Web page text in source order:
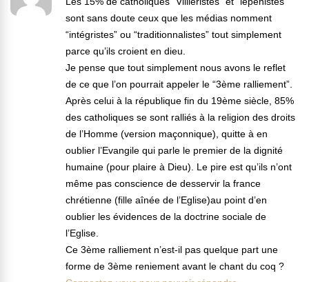
sont sans doute ceux que les médias nomment
“intégristes” ou “traditionnalistes” tout simplement
parce qu’ils croient en dieu.
Je pense que tout simplement nous avons le reflet
de ce que l’on pourrait appeler le “3ème ralliement”.
Après celui à la république fin du 19ème siècle, 85%
des catholiques se sont ralliés à la religion des droits
de l’Homme (version maçonnique), quitte à en
oublier l’Evangile qui parle le premier de la dignité
humaine (pour plaire à Dieu). Le pire est qu’ils n’ont
même pas conscience de desservir la france
chrétienne (fille aînée de l’Eglise)au point d’en
oublier les évidences de la doctrine sociale de
l’Eglise.
Ce 3ème ralliement n’est-il pas quelque part une
forme de 3ème reniement avant le chant du coq ?